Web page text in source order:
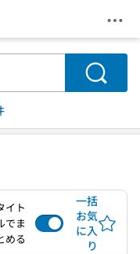
メ
検索
イト
でま
める
一括
お気
に入
り